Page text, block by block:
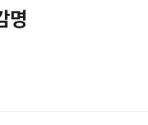
명